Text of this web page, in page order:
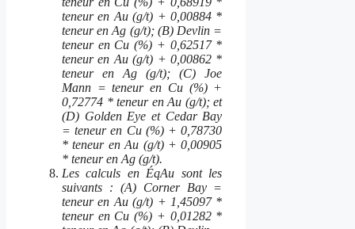
teneur en Au (g/t) + 0,00884 *
teneur en Ag (g/t); (B) Devlin =
teneur en Cu (%) + 0,62517 *
teneur en Au (g/t) + 0,00862 *
teneur en Ag (g/t); (C) Joe
Mann = teneur en Cu (%) +
0,72774 * teneur en Au (g/t); et
(D) Golden Eye et Cedar Bay
= teneur en Cu (%) + 0,78730
* teneur en Au (g/t) + 0,00905
* teneur en Ag (g/t).
Les calculs en ÉqAu sont les
suivants : (A) Corner Bay =
teneur en Au (g/t) + 1,45097 *
teneur en Cu (%) + 0,01282 *